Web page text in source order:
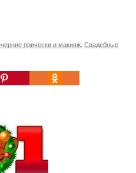
прически и макияж Свадебные